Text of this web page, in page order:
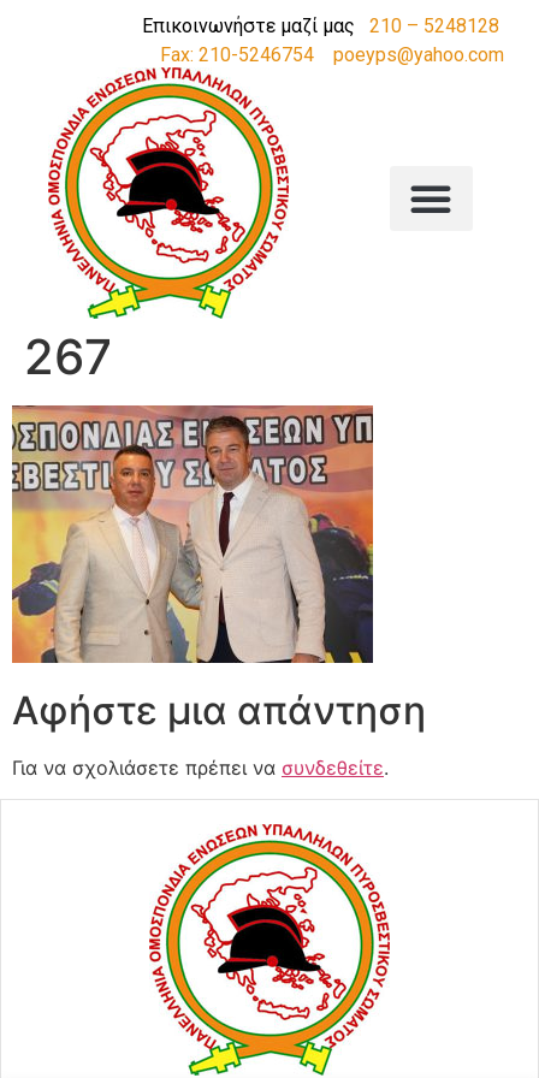
Επικοινωνήστε μαζί μας 210 – 5248128
Fax: 210-5246754
poeyps@yahoo.com
267
Αφήστε μια απάντηση
Για να σχολιάσετε πρέπει να συνδεθείτε.